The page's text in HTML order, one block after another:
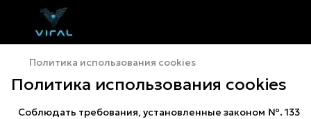
Политика использования cookies
Политика использования cookies
Соблюдать требования, установленные законом №. 133